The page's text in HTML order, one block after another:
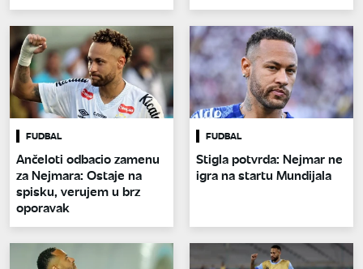
FUDBAL
Ančeloti odbacio zamenu
za Nejmara: Ostaje na
spisku, verujem u brz
oporavak
FUDBAL
Stigla potvrda: Nejmar ne
igra na startu Mundijala